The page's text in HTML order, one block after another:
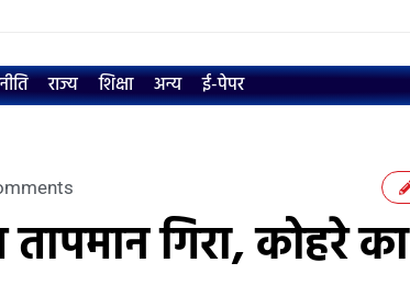
राज्य शिक्षा अन्य ई-पेपर
गिरा, कोहरे का